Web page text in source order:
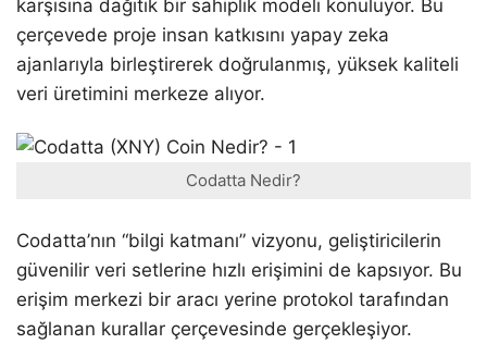
karşısına dağıtık bir sahiplik modeli konuluyor. Bu
çerçevede proje insan katkısını yapay zeka
ajanlarıyla birleştirerek doğrulanmış, yüksek kaliteli
veri üretimini merkeze alıyor.
Codatta Nedir?
Codatta’nın “bilgi katmanı” vizyonu, geliştiricilerin
güvenilir veri setlerine hızlı erişimini de kapsıyor. Bu
erişim merkezi bir aracı yerine protokol tarafından
sağlanan kurallar çerçevesinde gerçekleşiyor.